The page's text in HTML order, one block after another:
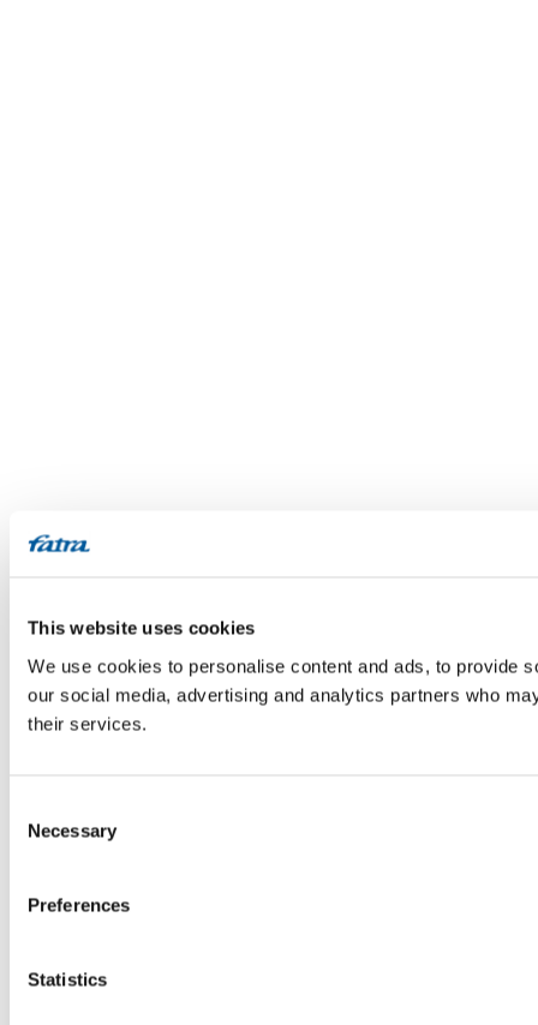
This website uses cookies
We use cookies to personalise content and ads, to provide
our social media, advertising and analytics partners who
their services.
Selection
Necessary
Preferences
Statistics